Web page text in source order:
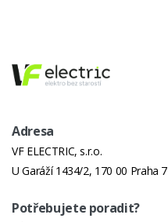
Adresa
VF ELECTRIC, s.r.o.
U Garáží 1434/2, 170 00 Praha 7
Potřebujete poradit?